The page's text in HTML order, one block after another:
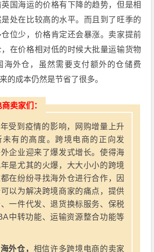
国海运的价格有下降的趋势，但是相
处在比较高的水平。而且到了旺季的
位少，价格肯定还会暴涨。卖家提前
在价格相对低的时候大批量运输货物
海外仓，虽然需要支付额外的仓储费
的成本仍然是节省了很多。
卖家们：
受到疫情的影响，网购增量上升
未有的高度。跨境电商的正向发
企业迎来了爆发式增长。使得海
是尤其的火爆，大大小小的跨境
在纷纷寻找海外仓进行合作，因
以为解决跨境商家的痛点，提供
一件代发、退货换标服务、保税
中转功能、运输资源整合功能等
外仓， 相信许多跨境电商的卖家